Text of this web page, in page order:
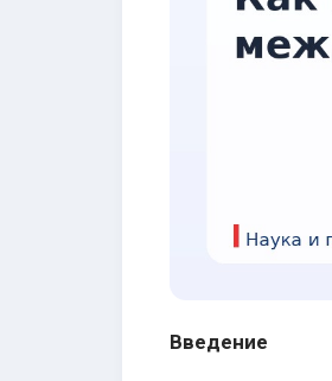
Введение